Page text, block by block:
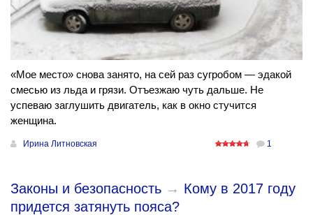
«Мое место» снова занято, на сей раз сугробом — эдакой
смесью из льда и грязи. Отъезжаю чуть дальше. Не
успеваю заглушить двигатель, как в окно стучится
женщина.
Ирина Литновская 1
Законы и безопасность → Кому в 2017 году
придется затянуть пояса?